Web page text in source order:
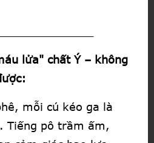
lửa" chất Ý – không
mỗi cú kéo ga là
Tiếng pô trầm ấm,